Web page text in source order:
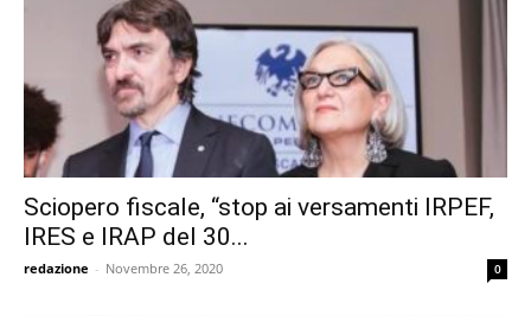
Sciopero fiscale, “stop ai versamenti IRPEF,
IRES e IRAP del 30...
redazione - Novembre 26, 2020 0